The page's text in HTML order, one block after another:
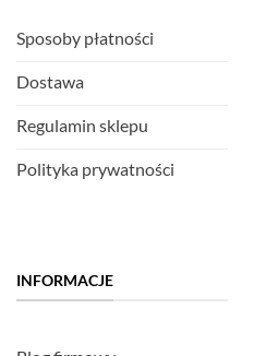
Sposoby płatności
Dostawa
Regulamin sklepu
Polityka prywatności
INFORMACJE